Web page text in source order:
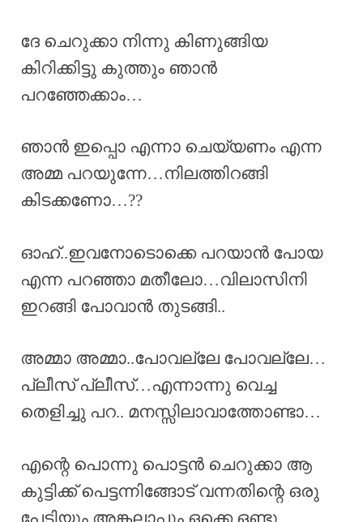
ദേ ചെറുക്കാ നിന്നു കിണുങ്ങിയ
കിറിക്കിട്ടു കുത്തും ഞാൻ
പറഞ്ഞേക്കാം…
ഞാൻ ഇപ്പൊ എന്നാ ചെയ്യണം എന്ന
അമ്മ പറയുന്നേ…നിലത്തിറങ്ങി
കിടക്കണോ…??
ഓഹ്..ഇവനോടൊക്കെ പറയാൻ പോയ
എന്ന പറഞ്ഞാ മതീലോ…വിലാസിനി
ഇറങ്ങി പോവാൻ തുടങ്ങി..
അമ്മാ അമ്മാ..പോവല്ലേ പോവല്ലേ…
പ്ലീസ് പ്ലീസ്…എന്നാന്നു വെച്ച
തെളിച്ചു പറ.. മനസ്സിലാവാത്തോണ്ടാ…
എന്റെ പൊന്നു പൊട്ടൻ ചെറുക്കാ ആ
കുട്ടിക്ക് പെട്ടന്നിങ്ങോട് വന്നതിന്റെ ഒരു
പേടിയും അങ്കലാപ്പും ഒക്കെ ഒണ്ടു…